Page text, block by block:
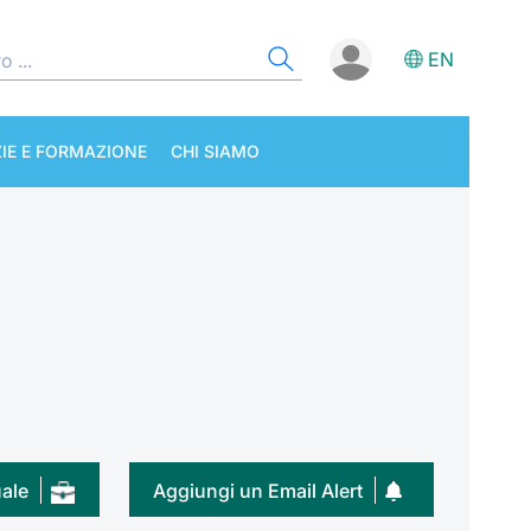
EN
E FORMAZIONE CHI SIAMO
Aggiungi un Email Alert